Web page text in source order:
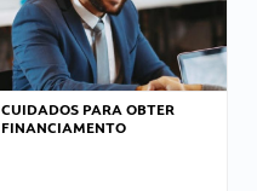
CUIDADOS PARA OBTER
FINANCIAMENTO